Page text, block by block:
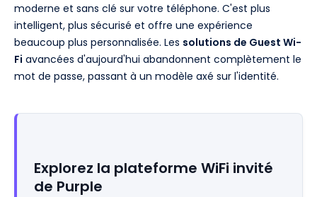
moderne et sans clé sur votre téléphone. C'est plus
intelligent, plus sécurisé et offre une expérience
beaucoup plus personnalisée. Les solutions de Guest Wi-
Fi avancées d'aujourd'hui abandonnent complètement le
mot de passe, passant à un modèle axé sur l'identité.
Explorez la plateforme WiFi invité
de Purple